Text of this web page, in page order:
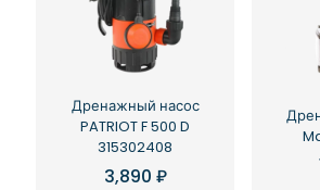
Дренажный насос
PATRIOT F 500 D
315302408
3,890 ₽